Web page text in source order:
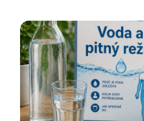
Kam vyrazit
CS EN